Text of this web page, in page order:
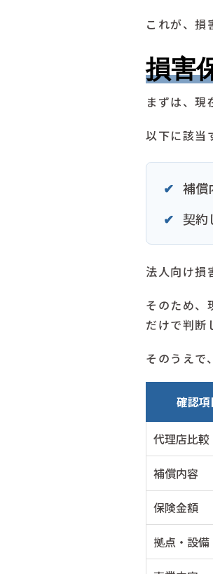
これが、損
損害
まずは、現
以下に該当
補償
契約
法人向け損
そのため、
だけで判断
そのうえで
確認項
代理店比較
補償内容
保険金額
拠点・設備